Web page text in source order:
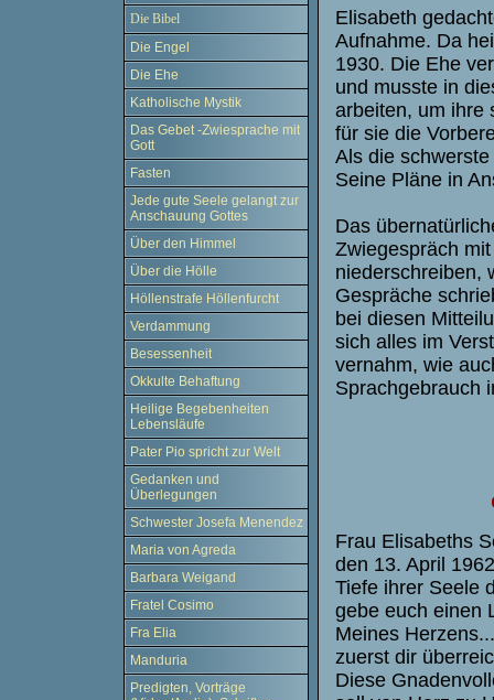
Die Bibel
Die Engel
Die Ehe
Katholische Mystik
Das Gebet -Zwiesprache mit
Gott
Fasten
Jede gute Seele gelangt zur
Anschauung Gottes
Über den Himmel
Über die Hölle
Höllenstrafe Höllenfurcht
Verdammung
Besessenheit
Okkulte Behaftung
Heilige Begebenheiten
Lebensläufe
Pater Pio spricht zur Welt
Gedanken und
Überlegungen
Schwester Josefa Menendez
Maria von Agreda
Barbara Weigand
Fratel Cosimo
Fra Elia
Manduria
Predigten, Vorträge
Elisabeth
Aufnahme. Da
1930. Die Ehe
und musste in
arbeiten, um ihre
für sie die
Als die
Seine Pläne in
Das
Zwiegespräch
niederschreiben,
Gespräche
bei diesen
sich alles im
vernahm, wie
Sprachgebrauch
Frau Elisabeths
den 13. April
Tiefe ihrer Seele
gebe euch einen
Meines
zuerst dir
Diese